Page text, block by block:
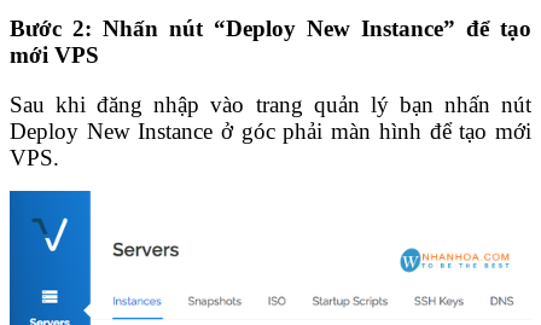
Bước 2: Nhấn nút “Deploy New Instance” để tạo
mới VPS
Sau khi đăng nhập vào trang quản lý bạn nhấn nút
Deploy New Instance ở góc phải màn hình để tạo mới
VPS.